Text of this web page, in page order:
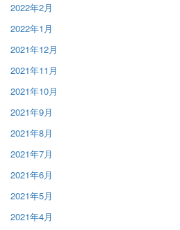
2022年2月
2022年1月
2021年12月
2021年11月
2021年10月
2021年9月
2021年8月
2021年7月
2021年6月
2021年5月
2021年4月